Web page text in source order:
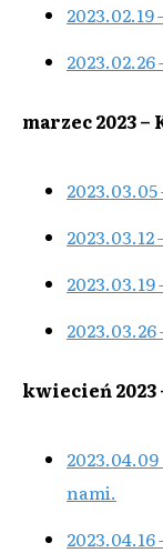
marzec 2023 –
kwiecień 2023
nami.